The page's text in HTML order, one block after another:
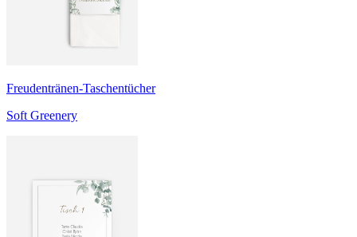
Freudentränen-Taschentücher
Soft Greenery